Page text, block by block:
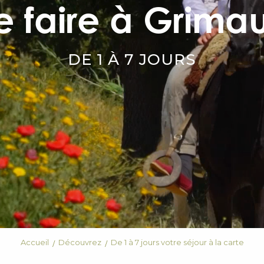
faire à
DE 1 À 7 JOURS
Accueil Découvrez De 1 à 7 jours votre séjour à la carte